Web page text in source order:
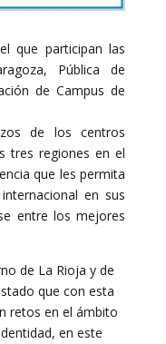
que participan las
Pública de
de Campus de
de los centros
tres regiones en el
que les permita
en sus
entre los mejores
de La Rioja y de
que con esta
retos en el ámbito
en este